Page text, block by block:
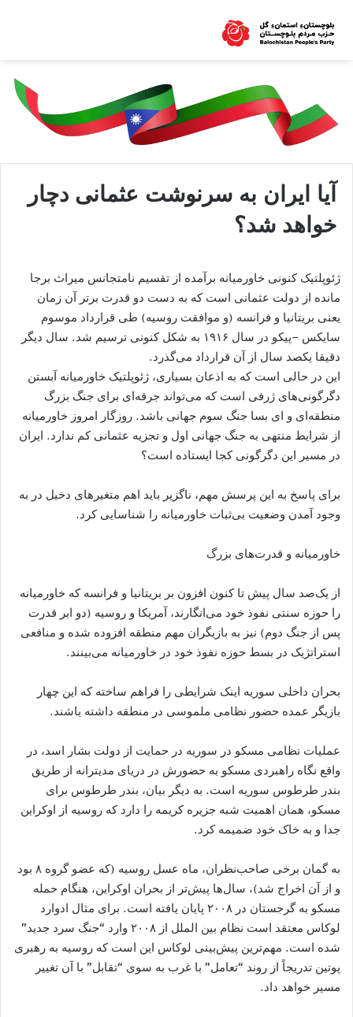
آیا ایران به سرنوشت عثمانی دچار
خواهد شد؟
ژئوپلتیک کنونی خاورمیانه برآمده از تقسیم نامتجانس میراث برجا
مانده از دولت عثمانی است که به دست دو قدرت برتر آن زمان
یعنی بریتانیا و فرانسه (و موافقت روسیه) طی قرارداد موسوم
سایکس –پیکو در سال ۱۹۱۶ به شکل کنونی ترسیم شد. سال دیگر
دقیقا یکصد سال از آن قرارداد می‌گذرد.
این در حالی است که به اذعان بسیاری، ژئوپلتیک خاورمیانه آبستن
دگرگونی‌های ژرفی است که می‌تواند جرقه‌ای برای جنگ بزرگ
منطقه‌ای و ای بسا جنگ سوم جهانی باشد. روزگار امروز خاورمیانه
از شرایط منتهی به جنگ جهانی اول و تجزیه عثمانی کم ندارد. ایران
در مسیر این دگرگونی کجا ایستاده است؟
برای پاسخ به این پرسش مهم، ناگزیر باید اهم متغیرهای دخیل در به
وجود آمدن وضعیت بی‌ثبات خاورمیانه را شناسایی کرد.
خاورمیانه و قدرت‌های بزرگ
از یک‌صد سال پیش تا کنون افزون بر بریتانیا و فرانسه که خاورمیانه
را حوزه سنتی نفوذ خود می‌انگارند، آمریکا و روسیه (دو ابر قدرت
پس از جنگ دوم) نیز به بازیگران مهم منطقه افزوده شده و منافعی
استراتژیک در بسط حوزه نفوذ خود در خاورمیانه می‌بینند.
بحران داخلی سوریه اینک شرایطی را فراهم ساخته که این چهار
بازیگر عمده حضور نظامی ملموسی در منطقه داشته باشند.
عملیات نظامی مسکو در سوریه در حمایت از دولت بشار اسد، در
واقع نگاه راهبردی مسکو به حضورش در دریای مدیترانه از طریق
بندر طرطوس سوریه است. به دیگر بیان، بندر طرطوس برای
مسکو، همان اهمیت شبه جزیره کریمه را دارد که روسیه از اوکراین
جدا و به خاک خود ضمیمه کرد.
به گمان برخی صاحب‌نظران، ماه عسل روسیه (که عضو گروه ۸ بود
و از آن اخراج شد)، سال‌ها پیش‌تر از بحران اوکراین، هنگام حمله
مسکو به گرجستان در ۲۰۰۸ پایان یافته است. برای مثال ادوارد
لوکاس معتقد است نظام بین الملل از ۲۰۰۸ وارد “جنگ سرد جدید”
شده است. مهم‌ترین پیش‌بینی لوکاس این است که روسیه به رهبری
پوتین تدریجاً از روند “تعامل” با غرب به سوی “تقابل” با آن تغییر
مسیر خواهد داد.